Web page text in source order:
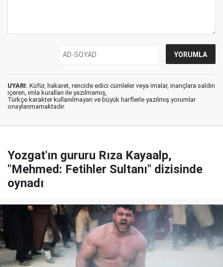
UYARI: Küfür, hakaret, rencide edici cümleler veya imalar, inançlara saldırı
içeren, imla kuralları ile yazılmamış,
Türkçe karakter kullanılmayan ve büyük harflerle yazılmış yorumlar
onaylanmamaktadır.
Yozgat'ın gururu Rıza Kayaalp,
"Mehmed: Fetihler Sultanı" dizisinde
oynadı